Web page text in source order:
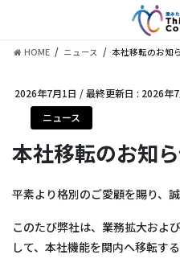
HOME ニュース 本社移転のお知
2026年7月1日 / 最終更新日 : 2026年
ニュース
本社移転のお知
平素より格別のご愛顧を賜り、
このたび弊社は、業務拡大およ
して、本社機能を関内へ移転す